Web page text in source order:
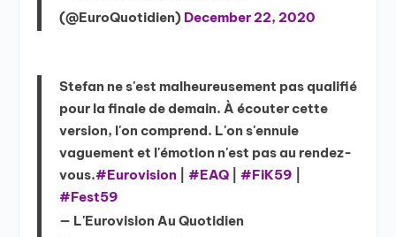
(@EuroQuotidien) December 22, 2020
Stefan ne s'est malheureusement pas qualifié
pour la finale de demain. À écouter cette
version, l'on comprend. L'on s'ennuie
vaguement et l'émotion n'est pas au rendez-
vous.#Eurovision |#EAQ |#FiK59
#Fest59
— L'Eurovision Au Quotidien